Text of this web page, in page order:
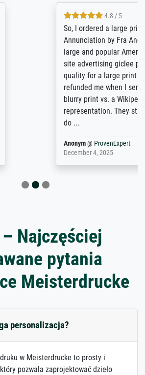
a large print of The
by Fra Angelico from a very
American "art/poster"
giclee print quality. The
large print was atrocious. They
when I sent pictures of the
a Wikipedia commons
They stated they couldn't
– Najczęściej
pytania
Meisterdrucke
personalizacja?
w Meisterdrucke to prosty i
pozwala zaprojektować dzieło